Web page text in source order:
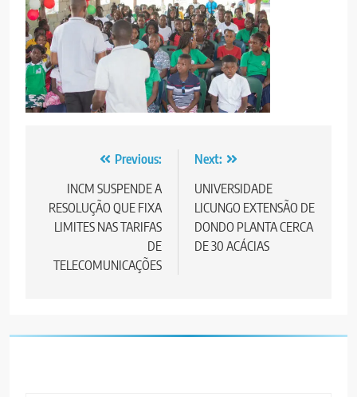
navigation
Previous:
INCM SUSPENDE A
RESOLUÇÃO QUE FIXA
LIMITES NAS TARIFAS
DE
TELECOMUNICAÇÕES
Next:
UNIVERSIDADE
LICUNGO EXTENSÃO DE
DONDO PLANTA CERCA
DE 30 ACÁCIAS